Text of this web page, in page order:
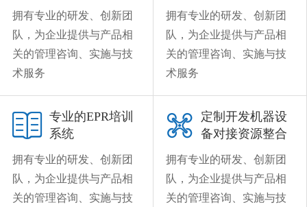
拥有专业的研发、创新团
队，为企业提供与产品相
关的管理咨询、实施与技
术服务
拥有专业的研发、创新团
队，为企业提供与产品相
关的管理咨询、实施与技
术服务

专业的EPR培训
系统
拥有专业的研发、创新团
队，为企业提供与产品相
关的管理咨询、实施与技

定制开发机器设
备对接资源整合
拥有专业的研发、创新团
队，为企业提供与产品相
关的管理咨询、实施与技